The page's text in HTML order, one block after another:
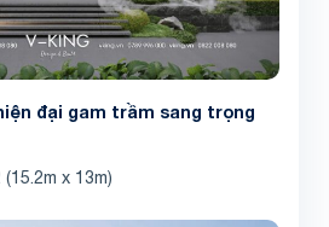
đại gam trầm sang trọng
(15.2m x 13m)